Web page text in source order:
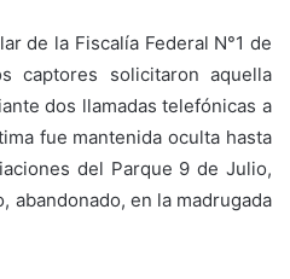
de la Fiscalía Federal N°1 de
captores solicitaron aquella
dos llamadas telefónicas a
fue mantenida oculta hasta
del Parque 9 de Julio,
abandonado, en la madrugada